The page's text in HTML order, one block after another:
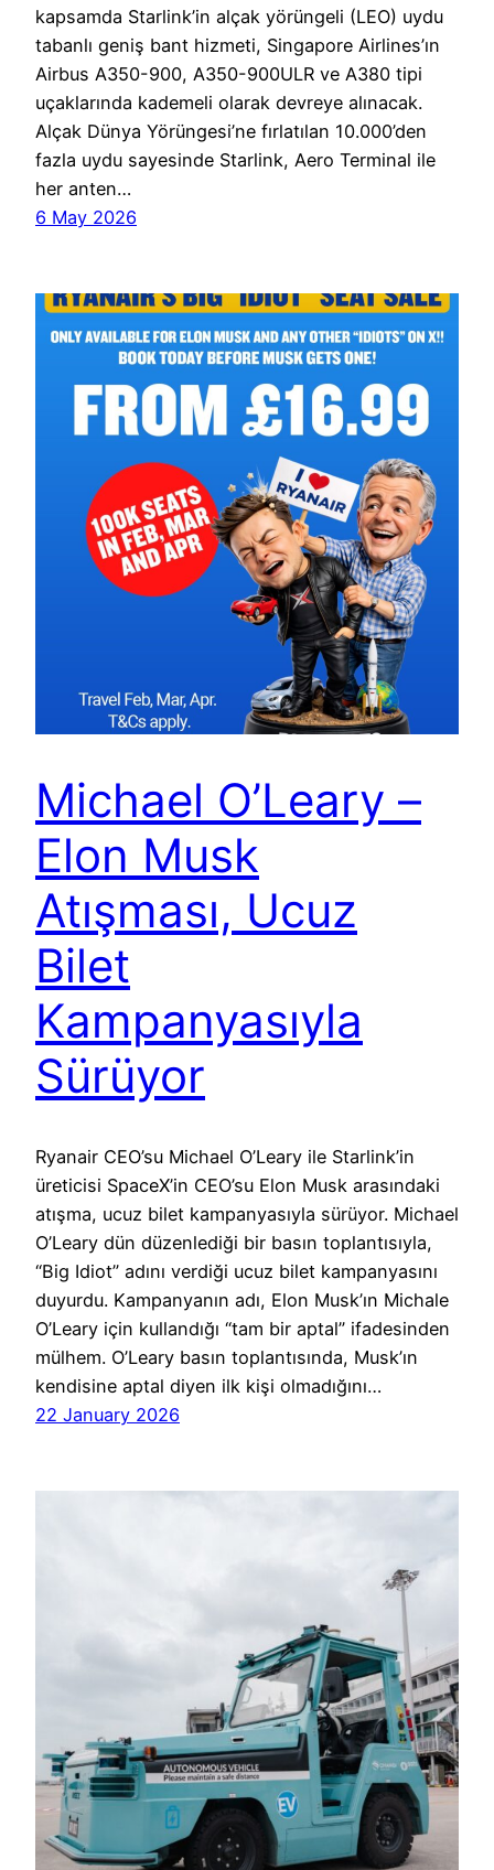
kapsamda Starlink’in alçak yörüngeli (LEO) uydu
tabanlı geniş bant hizmeti, Singapore Airlines’ın
Airbus A350-900, A350-900ULR ve A380 tipi
uçaklarında kademeli olarak devreye alınacak.
Alçak Dünya Yörüngesi’ne fırlatılan 10.000’den
fazla uydu sayesinde Starlink, Aero Terminal ile
her anten…
6 May 2026
Michael O’Leary –
Elon Musk
Atışması, Ucuz
Bilet
Kampanyasıyla
Sürüyor
Ryanair CEO’su Michael O’Leary ile Starlink’in
üreticisi SpaceX’in CEO’su Elon Musk arasındaki
atışma, ucuz bilet kampanyasıyla sürüyor. Michael
O’Leary dün düzenlediği bir basın toplantısıyla,
“Big Idiot” adını verdiği ucuz bilet kampanyasını
duyurdu. Kampanyanın adı, Elon Musk’ın Michale
O’Leary için kullandığı “tam bir aptal” ifadesinden
mülhem. O’Leary basın toplantısında, Musk’ın
kendisine aptal diyen ilk kişi olmadığını…
22 January 2026